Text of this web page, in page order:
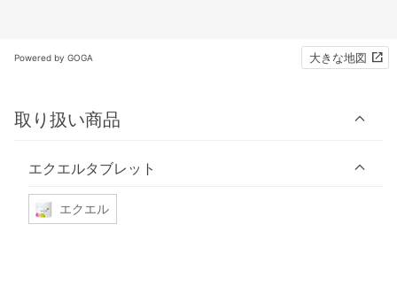
Powered by GOGA 大きな地図
取り扱い商品
エクエルタブレット
エクエル